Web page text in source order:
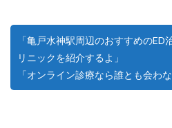
「亀戸水神駅周辺のおすすめのED
リニックを紹介するよ」
「オンライン診療なら誰とも会わな